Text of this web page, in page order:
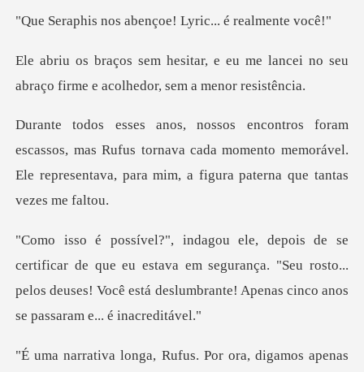
abençoe! Lyric...
eu me lancei no seu
abraço firme e
mas Rufus tornava cada momento memorável.
Ele representav
que eu estava em segurança. "Seu rosto...
pelos deuses! Você está
amos apenas